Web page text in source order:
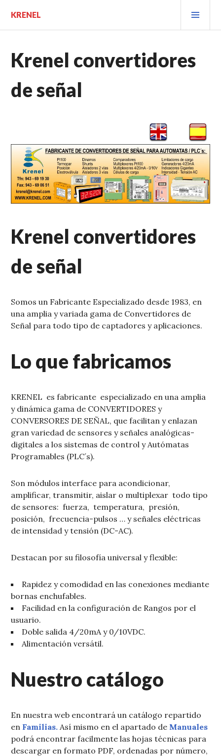
contenido.
KRENEL
Krenel convertidores
de señal
Krenel convertidores
de señal
Somos un Fabricante Especializado desde 1983, en
una amplia y variada gama de Convertidores de
Señal para todo tipo de captadores y aplicaciones.
Lo que fabricamos
KRENEL es fabricante especializado en una amplia
y dinámica gama de CONVERTIDORES y
CONVERSORES DE SEÑAL, que facilitan y enlazan
gran variedad de sensores y señales analógicas-
digitales a los sistemas de control y Autómatas
Programables (PLC´s).
Son módulos interface para acondicionar,
amplificar, transmitir, aislar o multiplexar todo tipo
de sensores: fuerza, temperatura, presión,
posición, frecuencia-pulsos … y señales eléctricas
de intensidad y tensión (DC-AC).
Destacan por su filosofía universal y flexible:
Rapidez y comodidad en las conexiones mediante
bornas enchufables.
Facilidad en la configuración de Rangos por el
usuario.
Doble salida 4/20mA y 0/10VDC.
Alimentación versátil.
Nuestro catálogo
En nuestra web encontrará un catálogo repartido
en Familias. Así mismo en el apartado de Manuales
podrá encontrar facilmente las hojas técnicas para
descargar en formato PDF, ordenadas por número,